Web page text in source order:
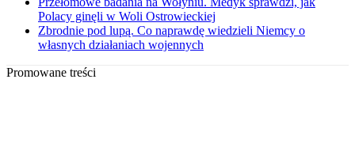
Polacy ginęli w Woli Ostrowieckiej
Zbrodnie pod lupą. Co naprawdę wiedzieli Niemcy o
własnych działaniach wojennych
Promowane treści